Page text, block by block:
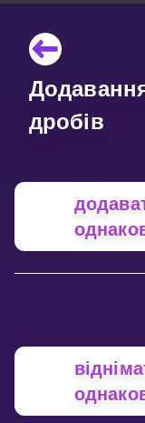
дробів